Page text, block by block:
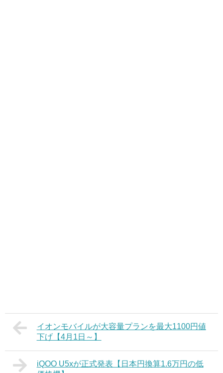
イオンモバイルが大容量プランを最大1100円値
下げ【4月1日～】
iQOO U5xが正式発表【日本円換算1.6万円の低